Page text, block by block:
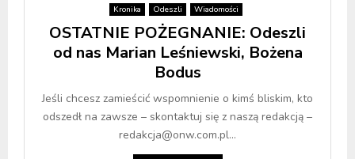
Kronika Odeszli Wiadomości
OSTATNIE POŻEGNANIE: Odeszli
od nas Marian Leśniewski, Bożena
Bodus
Jeśli chcesz zamieścić wspomnienie o kimś bliskim, kto
odszedł na zawsze – skontaktuj się z naszą redakcją –
redakcja@onw.com.pl...